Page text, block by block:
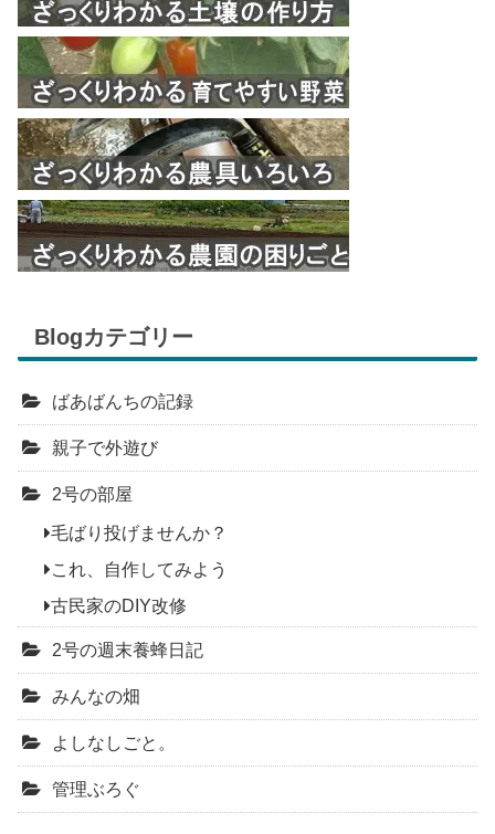
Blogカテゴリー
ばあばんちの記録
親子で外遊び
2号の部屋
毛ばり投げませんか？
これ、自作してみよう
古民家のDIY改修
2号の週末養蜂日記
みんなの畑
よしなしごと。
管理ぶろぐ